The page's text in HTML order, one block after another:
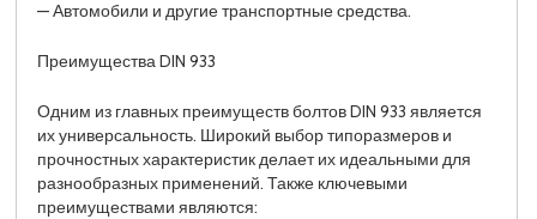
— Автомобили и другие транспортные средства.
Преимущества DIN 933
Одним из главных преимуществ болтов DIN 933 является
их универсальность. Широкий выбор типоразмеров и
прочностных характеристик делает их идеальными для
разнообразных применений. Также ключевыми
преимуществами являются: